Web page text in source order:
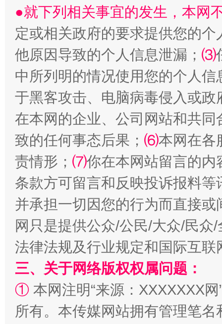
国家大学科技园优化重塑工作
“蜀中异人”王建安的艺术幻境
●就下列相关事宜的发生，本网
定或相关政府的要求提供您的个
他原因导致的个人信息泄漏； ⑶
中所列明的情况使用您的个人
于黑客攻击、电脑病毒侵入或
在本网的企业、公司网站和共
致的任何事态后果； ⑹本网在各
责情形； ⑺你在本网站留言的内
条款方可留言和反映投诉报料
并承担一切因您的行为而直接
网只是提供公众/公民/大众/民
法律法规及行业规定和国际互
三、关于网络版权权属问题：
① 本网注明“来源：XXXXXXX
所有。本传媒网站拥有管理笔